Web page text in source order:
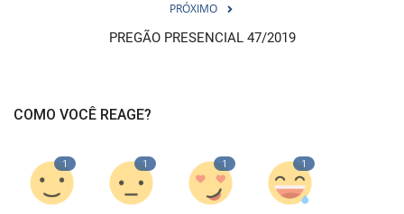
PRÓXIMO
PREGÃO PRESENCIAL 47/2019
COMO VOCÊ REAGE?
1 1 1 1